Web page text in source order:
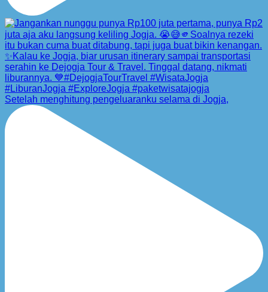
Setelah menghitung pengeluaranku selama di Jogja,